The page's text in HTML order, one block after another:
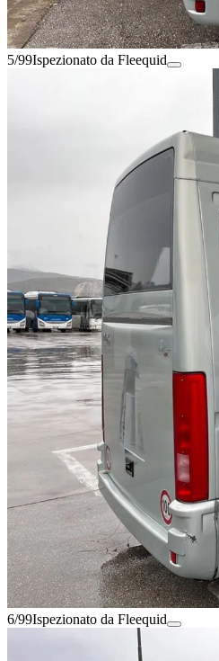
5/99Ispezionato da Fleequid
6/99Ispezionato da Fleequid